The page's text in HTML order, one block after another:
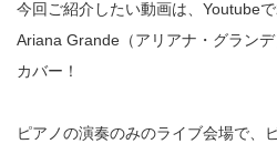
今回ご紹介したい動画は、Youtube
Ariana Grande（アリアナ・グラン
カバー！
ピアノの演奏のみのライブ会場で、